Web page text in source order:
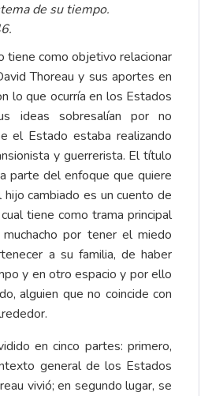
de su tiempo.
tiene como objetivo relacionar
Thoreau y sus aportes en
lo que ocurría en los Estados
ideas sobresalían por no
el Estado estaba realizando
y guerrerista. El título
parte del enfoque que quiere
cambiado es un cuento de
tiene como trama principal
por tener el miedo
a su familia, de haber
y en otro espacio y por ello
alguien que no coincide con
en cinco partes: primero,
general de los Estados
vivió; en segundo lugar, se